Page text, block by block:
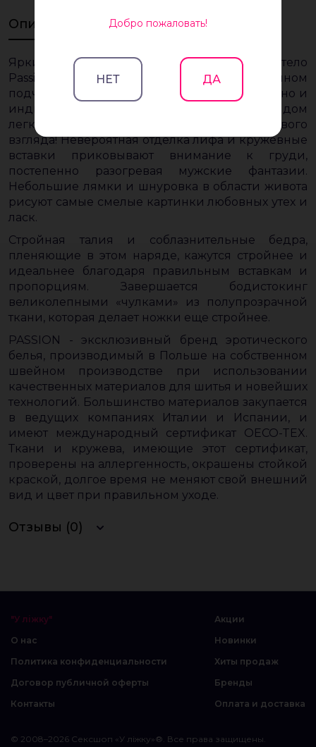
Описание
Яркий и оригинальный чулок-сетка на тело
Passion BS060 с необычным дизайном
подчеркнет не только роскошь Вашего тела, но и
индивидуальный вкус и стиль. С таким нарядом
легко можно пленить мужчину с первого
взгляда! Невероятная отделка лифа и кружевные
вставки приковывают внимание к груди,
постепенно разогревая мужские фантазии.
Небольшие лямки и шнуровка в области живота
рисуют самые смелые картинки любовных утех и
ласк.
Стройная талия и соблазнительные бедра,
пленяющие в этом наряде, кажутся стройнее и
идеальнее благодаря правильным вставкам и
пропорциям. Завершается бодистокинг
великолепными «чулками» из полупрозрачной
ткани, которая делает ножки еще стройнее.
PASSION - эксклюзивный бренд эротического
белья, производимый в Польше на собственном
швейном производстве при использовании
качественных материалов для шитья и новейших
технологий. Большинство материалов закупается
в ведущих компаниях Италии и Испании, и
имеют международный сертификат OECO-TEX.
Ткани и кружева, имеющие этот сертификат,
проверены на аллергенность, окрашены стойкой
краской, долгое время не меняют свой внешний
вид и цвет при правильном уходе.
Отзывы (0)
"У ліжку"
О нас
Политика конфиденциальности
Договор публичной оферты
Контакты
Акции
Новинки
Хиты продаж
Бренды
Оплата и доставка
© 2008–2026 Сексшоп «У ліжку»®. Все права защищены.
Добро пожаловать!
НЕТ ДА